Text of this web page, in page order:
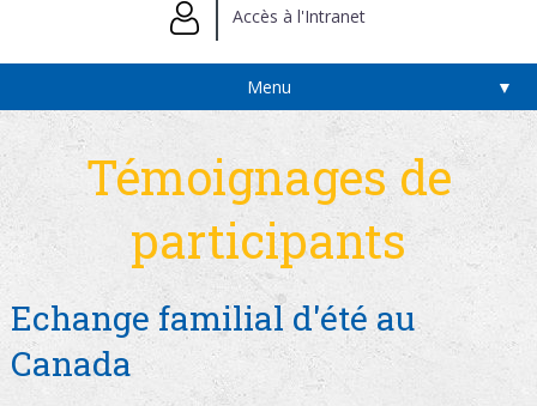
Accès à l'Intranet
Menu ▼
Témoignages de
participants
Echange familial d'été au
Canada